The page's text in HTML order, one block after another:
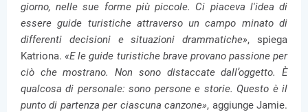
giorno, nelle sue forme più piccole. Ci piaceva l'idea di
essere guide turistiche attraverso un campo minato di
differenti decisioni e situazioni drammatiche», spiega
Katriona.«E le guide turistiche brave provano passione per
ciò che mostrano. Non sono distaccate dall’oggetto. È
qualcosa di personale: sono persone e storie. Questo è il
punto di partenza per ciascuna canzone», aggiunge Jamie.